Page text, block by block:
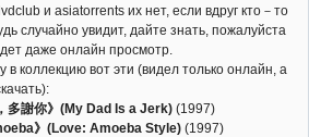
и asiatorrents их нет, если вдруг кто－то
случайно увидит, дайте знать, пожалуйста
даже онлайн просмотр.
в коллекцию вот эти (видел только онлайн, а
多謝你》(My Dad Is a Jerk) (1997)
》(Love: Amoeba Style) (1997)